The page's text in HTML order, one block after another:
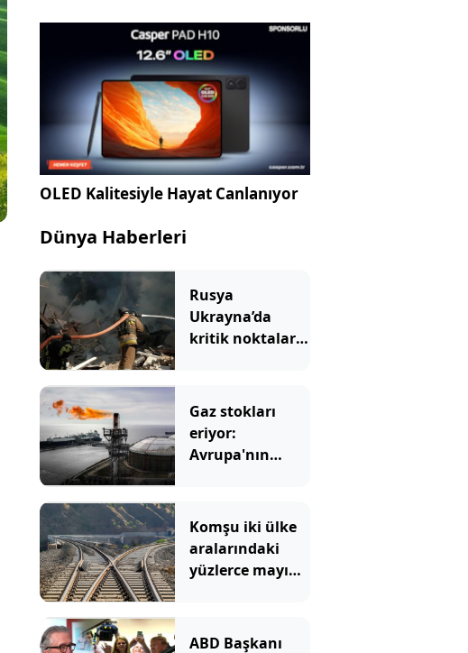
OLED Kalitesiyle Hayat Canlanıyor
Dünya Haberleri
Rusya
Ukrayna’da
kritik noktaları
Gaz stokları
eriyor:
Avrupa'nın
Komşu iki ülke
aralarındaki
yüzlerce mayına
bağlanacak
ABD Başkanı